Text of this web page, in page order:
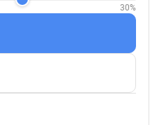
30%